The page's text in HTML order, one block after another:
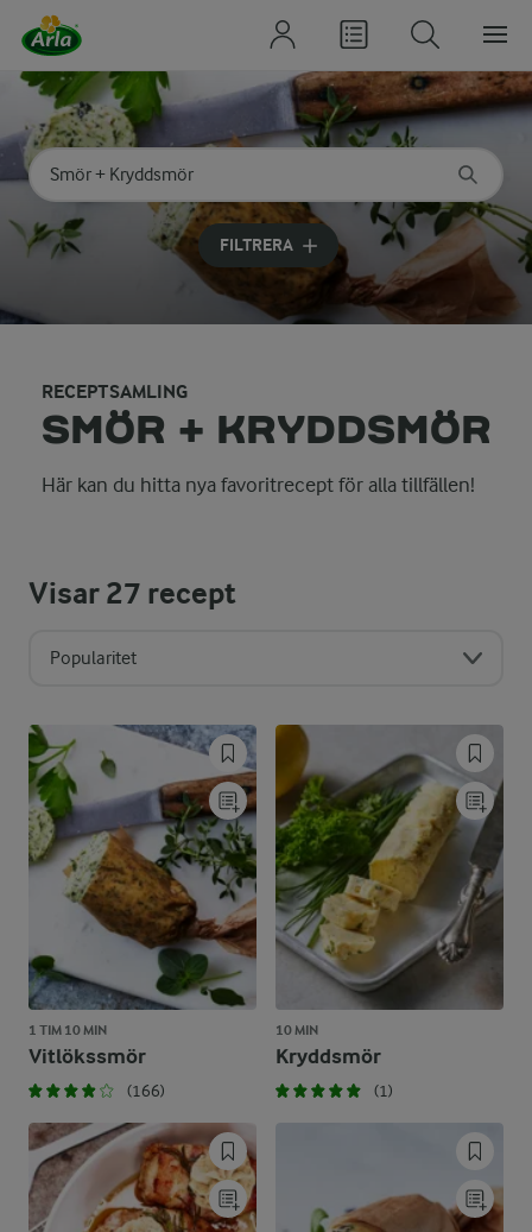
Sök på kategori eller ingrediens
Skriv in sökord för att få förslag
FILTRERA
RECEPTSAMLING
SMÖR + KRYDDSMÖR
Här kan du hitta nya favoritrecept för alla tillfällen!
Visar27 recept
Popularitet
1 TIM 10 MIN
Vitlökssmör
(166)
10 MIN
Kryddsmör
(1)